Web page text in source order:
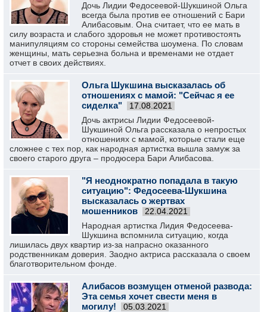
Дочь Лидии Федосеевой-Шукшиной Ольга
всегда была против ее отношений с Бари
Алибасовым. Она считает, что ее мать в
силу возраста и слабого здоровья не может противостоять
манипуляциям со стороны семейства шоумена. По словам
женщины, мать серьезна больна и временами не отдает
отчет в своих действиях.
Ольга Шукшина высказалась об
отношениях с мамой: "Сейчас я ее
сиделка"
17.08.2021
Дочь актрисы Лидии Федосеевой-
Шукшиной Ольга рассказала о непростых
отношениях с мамой, которые стали еще
сложнее с тех пор, как народная артистка вышла замуж за
своего старого друга – продюсера Бари Алибасова.
"Я неоднократно попадала в такую
ситуацию": Федосеева-Шукшина
высказалась о жертвах
мошенников
22.04.2021
Народная артистка Лидия Федосеева-
Шукшина вспомнила ситуацию, когда
лишилась двух квартир из-за напрасно оказанного
родственникам доверия. Заодно актриса рассказала о своем
благотворительном фонде.
Алибасов возмущен отменой развода:
Эта семья хочет свести меня в
могилу!
05.03.2021